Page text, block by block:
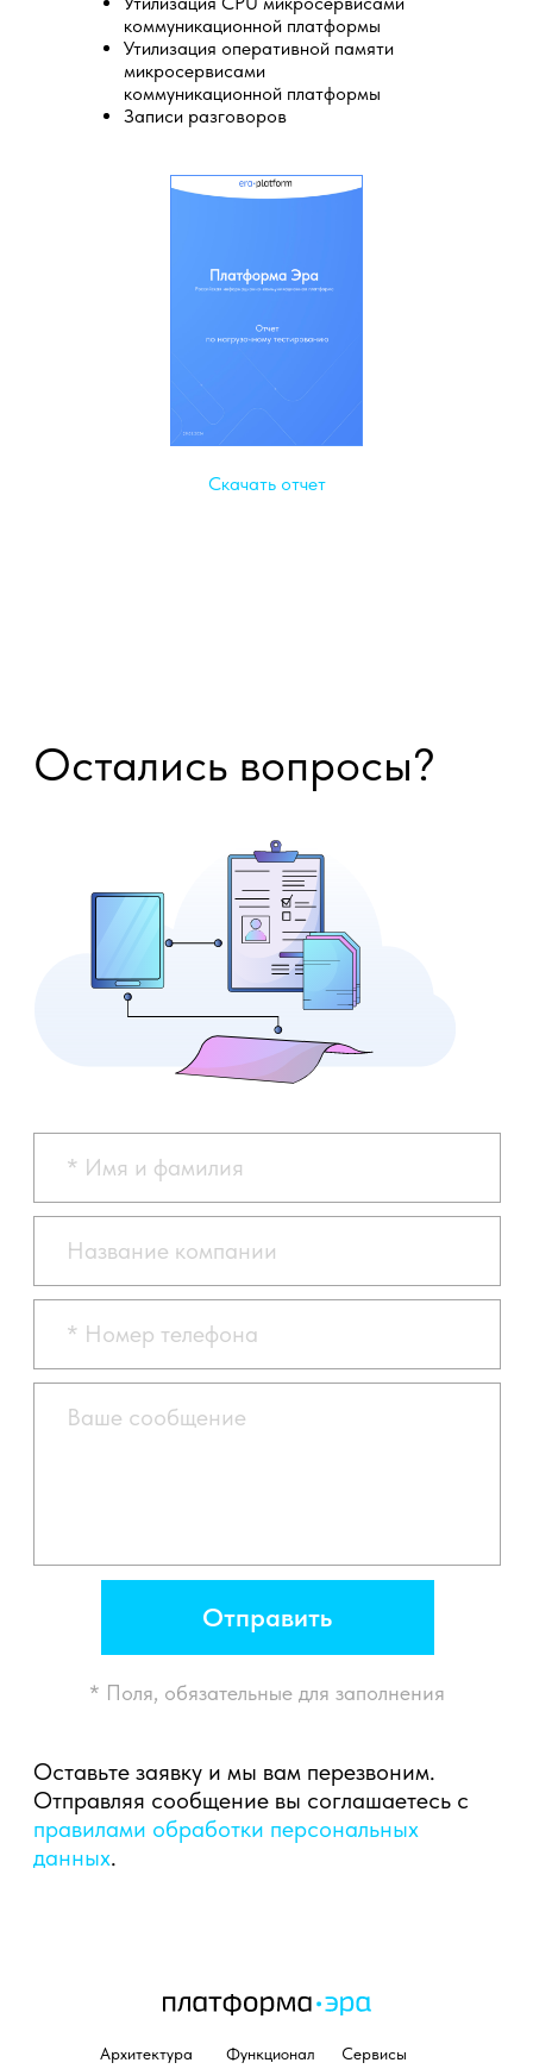
Скачать отчет
коммуникационной платформы
Утилизация оперативной памяти
микросервисами
коммуникационной платформы
Записи разговоров
Отправить
* Поля, обязательные для заполнения
Оставьте заявку и мы вам перезвоним.
Отправляя сообщение вы соглашаетесь с
Сервисы
Архитектура Функционал